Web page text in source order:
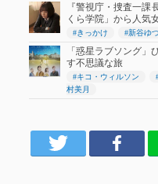
『警視庁・捜査一
くら学院」から人気
#きっかけ #新谷ゆ
「惑星ラブソング
す不思議な旅
#キコ・ウィルソン
村美月
Facebook LINE